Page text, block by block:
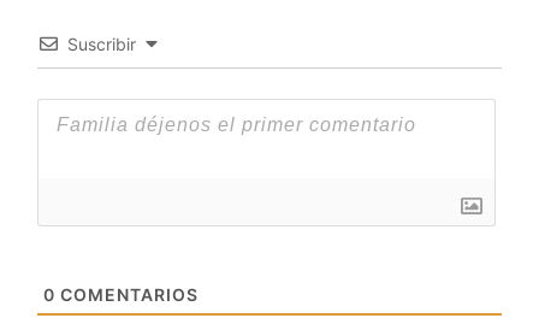
Suscribir
0 COMENTARIOS